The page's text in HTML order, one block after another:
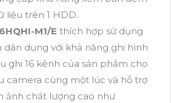
liệu trên 1 HDD.
M1/E thích hợp sử dụng
dụng với khả năng ghi hình
ghi 16 kênh của sản phẩm cho
camera cùng một lúc và hỗ trợ
ảnh chất lượng cao như